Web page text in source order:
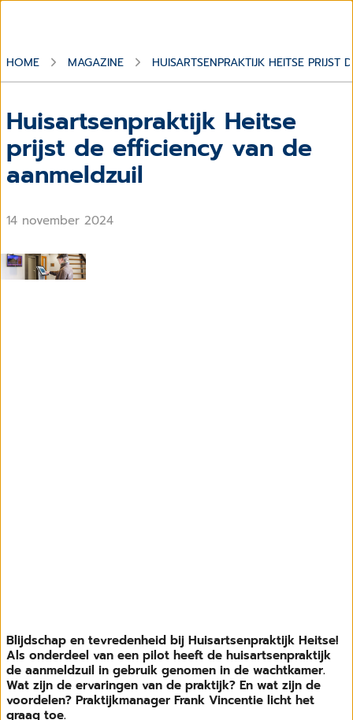
HOME MAGAZINE HUISARTSENPRAKTIJK HEITSE
Huisartsenpraktijk Heitse
prijst de efficiency van de
aanmeldzuil
14 november 2024
CGM HUISARTS
Blijdschap en tevredenheid bij Huisartsenpraktijk Heitse!
Als onderdeel van een pilot heeft de huisartsenpraktijk
de aanmeldzuil in gebruik genomen in de wachtkamer.
Wat zijn de ervaringen van de praktijk? En wat zijn de
voordelen? Praktijkmanager Frank Vincentie licht het
graag toe.